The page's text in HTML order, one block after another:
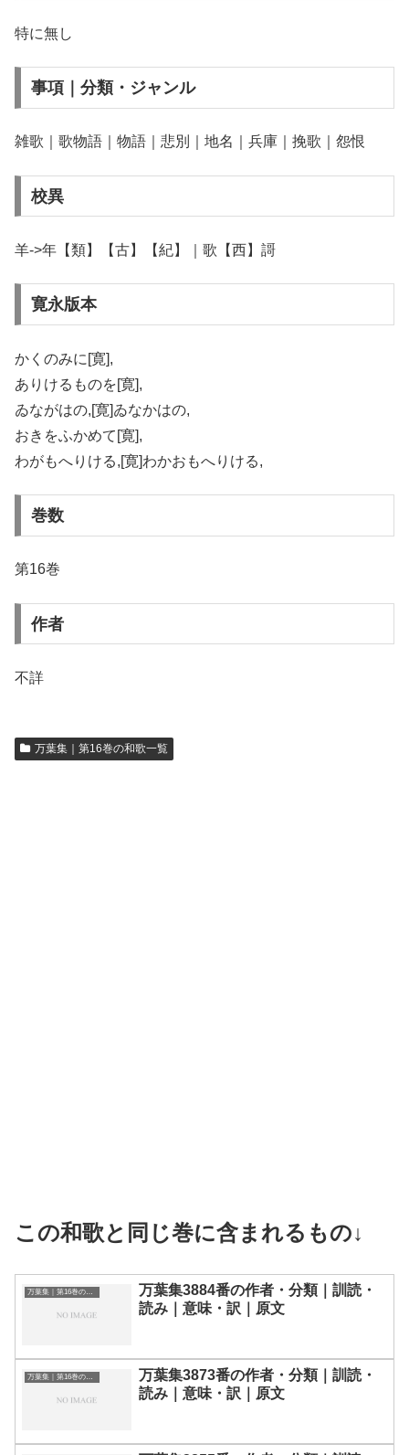
特に無し
事項｜分類・ジャンル
雑歌｜歌物語｜物語｜悲別｜地名｜兵庫｜挽歌｜怨恨
校異
羊->年【類】【古】【紀】｜歌【西】謌
寛永版本
かくのみに[寛],
ありけるものを[寛],
ゐながはの,[寛]ゐなかはの,
おきをふかめて[寛],
わがもへりける,[寛]わかおもへりける,
巻数
第16巻
作者
不詳
万葉集｜第16巻の和歌一覧
この和歌と同じ巻に含まれるもの↓
万葉集｜第16巻の和歌一覧
万葉集3884番の作者・分類｜訓読・
読み｜意味・訳｜原文
万葉集｜第16巻の和歌一覧
万葉集3873番の作者・分類｜訓読・
読み｜意味・訳｜原文